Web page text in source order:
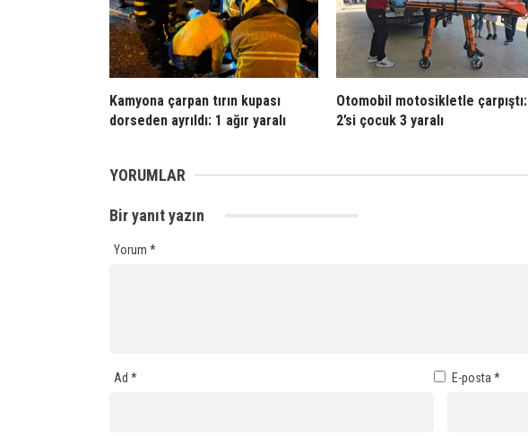
Kamyona çarpan tırın kupası
dorseden ayrıldı: 1 ağır yaralı
Otomobil motosikletle çarpıştı:
2’si çocuk 3 yaralı
YORUMLAR
Bir yanıt yazın
Yorum *
Ad * E-posta *